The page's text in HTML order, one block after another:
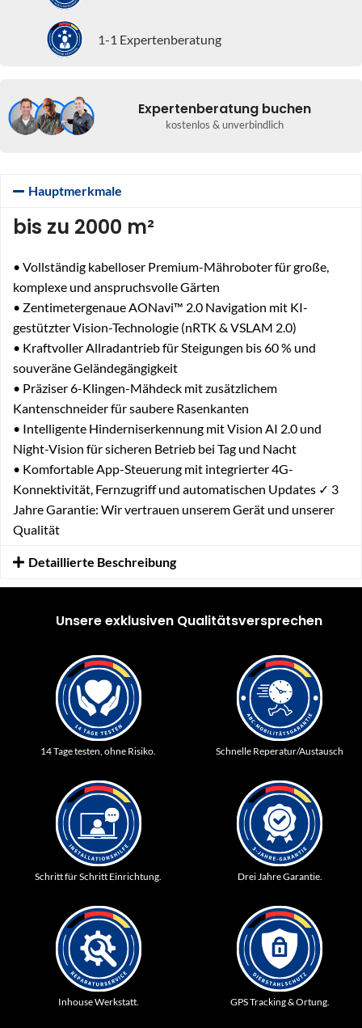
1-1 Expertenberatung
Expertenberatung buchen
kostenlos & unverbindlich
Hauptmerkmale
bis zu 2000 m²
• Vollständig kabelloser Premium-Mähroboter für große,
komplexe und anspruchsvolle Gärten
• Zentimetergenaue AONavi™ 2.0 Navigation mit KI-
gestützter Vision-Technologie (nRTK & VSLAM 2.0)
• Kraftvoller Allradantrieb für Steigungen bis 60 % und
souveräne Geländegängigkeit
• Präziser 6-Klingen-Mähdeck mit zusätzlichem
Kantenschneider für saubere Rasenkanten
• Intelligente Hinderniserkennung mit Vision AI 2.0 und
Night-Vision für sicheren Betrieb bei Tag und Nacht
• Komfortable App-Steuerung mit integrierter 4G-
Konnektivität, Fernzugriff und automatischen Updates ✓ 3
Jahre Garantie: Wir vertrauen unserem Gerät und unserer
Qualität
Detaillierte Beschreibung
Unsere exklusiven Qualitätsversprechen
14 Tage testen, ohne Risiko. Schnelle Reperatur/Austausch
Schritt für Schritt Einrichtung. Drei Jahre Garantie.
Inhouse Werkstatt. GPS Tracking & Ortung.